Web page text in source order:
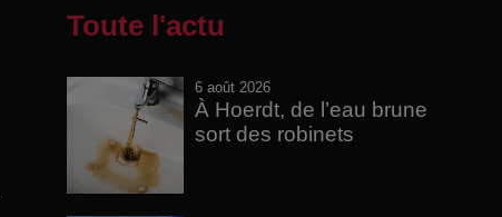
Toute l'actu
6 août 2026
À Hoerdt, de l’eau brune
sort des robinets